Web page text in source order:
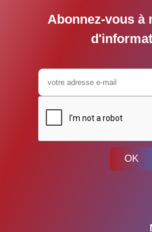
Abonnez-vous à
OK